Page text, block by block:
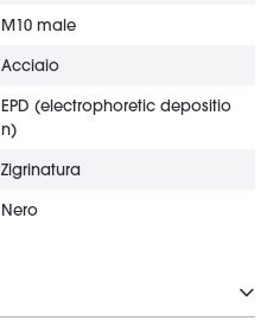
M10 male
Acciaio
EPD (electrophoretic depositio
n)
Zigrinatura
Nero